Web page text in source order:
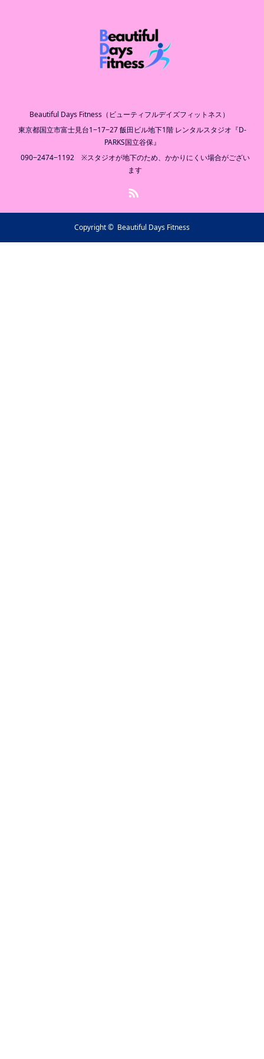
Beautiful Days Fitness（ビューティフルデイズフィットネス）
東京都国立市富士見台1−17−27 飯田ビル地下1階 レンタルスタジオ『D-
PARKS国立谷保』
090−2474−1192 ※スタジオが地下のため、かかりにくい場合がござい
ます
Copyright © Beautiful Days Fitness